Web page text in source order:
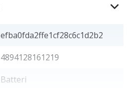
efba0fda2ffe1cf28c6c1d2b2
4894128161219
Batteri